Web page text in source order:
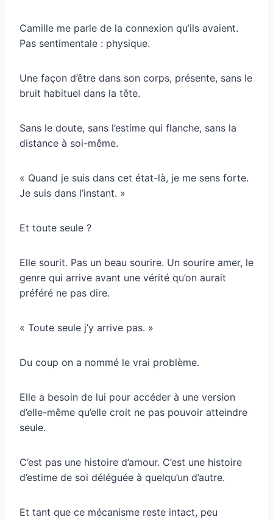
Camille me parle de la connexion qu’ils avaient.
Pas sentimentale : physique.
Une façon d’être dans son corps, présente, sans le
bruit habituel dans la tête.
Sans le doute, sans l’estime qui flanche, sans la
distance à soi-même.
« Quand je suis dans cet état-là, je me sens forte.
Je suis dans l’instant. »
Et toute seule ?
Elle sourit. Pas un beau sourire. Un sourire amer, le
genre qui arrive avant une vérité qu’on aurait
préféré ne pas dire.
« Toute seule j’y arrive pas. »
Du coup on a nommé le vrai problème.
Elle a besoin de lui pour accéder à une version
d’elle-même qu’elle croit ne pas pouvoir atteindre
seule.
C’est pas une histoire d’amour. C’est une histoire
d’estime de soi déléguée à quelqu’un d’autre.
Et tant que ce mécanisme reste intact, peu